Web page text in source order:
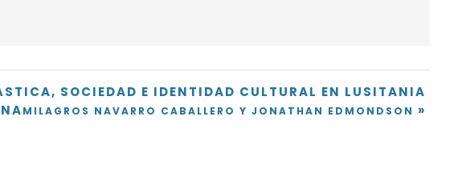
SOCIEDAD E IDENTIDAD CULTURAL EN LUSITANIA
MILAGROS NAVARRO CABALLERO Y JONATHAN EDMONDSON »